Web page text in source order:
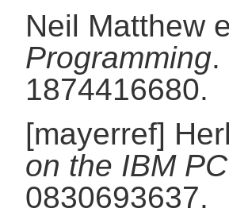
Neil Matthew
Programming.
1874416680.
[mayerref]
on the IBM PC
0830693637.